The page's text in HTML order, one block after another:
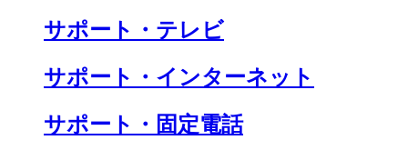
サポート・テレビ
サポート・インターネット
サポート・固定電話